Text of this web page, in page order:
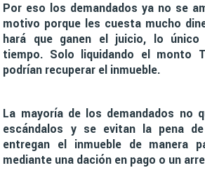
Por eso los demandados ya no se
motivo porque les cuesta mucho
hará que ganen el juicio, lo único
tiempo. Solo liquidando el monto
podrían recuperar el inmueble.
La mayoría de los demandados no
escándalos y se evitan la pena
entregan el inmueble de manera
mediante una dación en pago o un